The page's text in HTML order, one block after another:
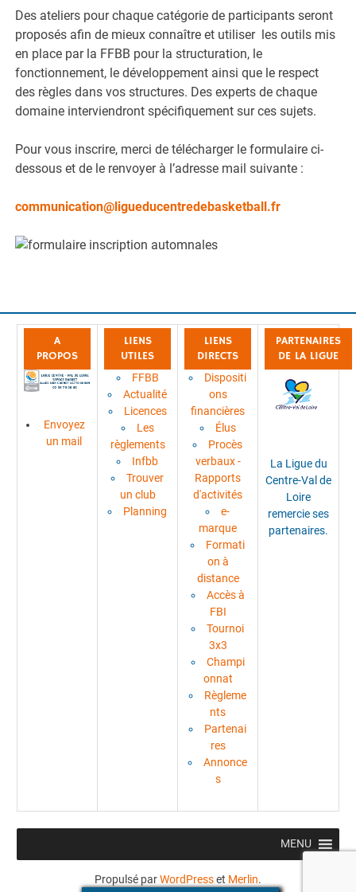
Des ateliers pour chaque catégorie de participants seront
proposés afin de mieux connaître et utiliser les outils mis
en place par la FFBB pour la structuration, le
fonctionnement, le développement ainsi que le respect
des règles dans vos structures. Des experts de chaque
domaine interviendront spécifiquement sur ces sujets.
Pour vous inscrire, merci de télécharger le formulaire ci-
dessous et de le renvoyer à l’adresse mail suivante :
communication@ligueducentredebasketball.fr
A
PROPOS
Envoyez
un mail
LIENS
UTILES
FFBB
Actualité
Licences
Les
règlements
Infbb
Trouver
un club
Planning
LIENS
DIRECTS
Dispositi
ons
financières
Élus
Procès
verbaux -
Rapports
d'activités
e-
marque
Formati
on à
distance
Accès à
FBI
Tournoi
3x3
Champi
onnat
Règleme
nts
Partenai
res
Annonce
s
PARTENAIRES
DE LA LIGUE
La Ligue du
Centre-Val de
Loire
remercie ses
partenaires.
MENU
Propulsé parWordPresset Merlin.